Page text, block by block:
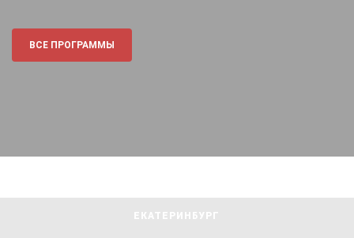
ВСЕ ПРОГРАММЫ
ЕКАТЕРИНБУРГ